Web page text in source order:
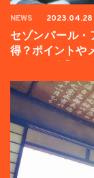
NEWS 2023.04.28
セゾンパール・
得？ポイントや